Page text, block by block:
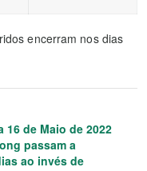
encerram nos dias
16 de Maio de 2022
passam a
ao invés de